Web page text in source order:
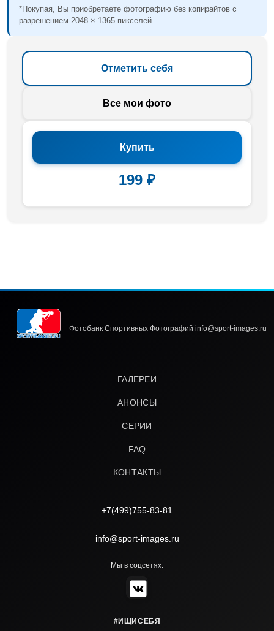
*Покупая, Вы приобретаете фотографию без копирайтов с
разрешением 2048 × 1365 пикселей.
Отметить себя
Все мои фото
Купить
199 ₽
Фотобанк Спортивных Фотографий info@sport-images.ru
ГАЛЕРЕИ
АНОНСЫ
СЕРИИ
FAQ
КОНТАКТЫ
+7(499)755-83-81
info@sport-images.ru
Мы в соцсетях:
#ИЩИСЕБЯ